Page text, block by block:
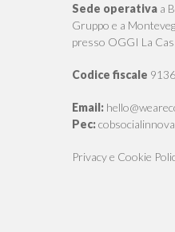
Sede operativa a
Gruppo e a
presso OGGI La
Codice fiscale
Email:
Pec:
Privacy e Cookie